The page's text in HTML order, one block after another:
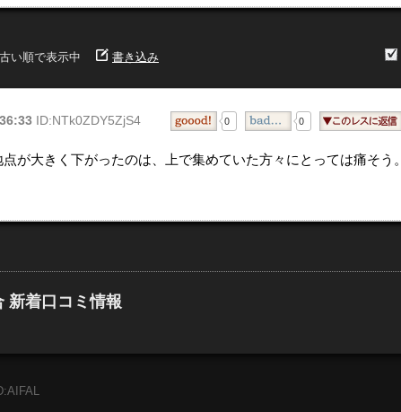
い順で表示中 書き込み
ID:NTk0ZDY5ZjS4 0 0
が大きく下がったのは、上で集めていた方々にとっては痛そう。
新着口コミ情報